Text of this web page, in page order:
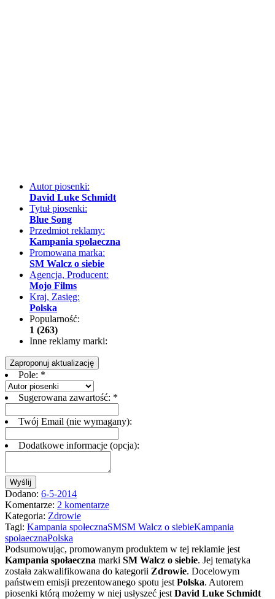
Autor piosenki:
David Luke Schmidt
Tytuł piosenki:
Blue Song
Przedmiot reklamy:
Kampania społaeczna
Promowana marka:
SM Walcz o siebie
Agencja, Producent:
Mojo Films
Kraj, Zasięg:
Polska
Popularność:
1 (263)
Inne reklamy marki:
Zaproponuj aktualizację
Pole: *
Sugerowana zawartość: *
Twój Email (nie wymagany):
Dodatkowe informacje (opcja):
Wyślij
Dodano: 6-5-2014
Komentarze: 2 komentarze
Kategoria: Zdrowie
Tagi: Kampania społecznaSMSM Walcz o siebieKampania
społaecznaPolska
Podsumowując, promowanym produktem w tej reklamie jest
Kampania społaeczna marki SM Walcz o siebie. Jej tematyka
została zakwalifikowana do kategorii Zdrowie. Docelowym
państwem emisji prezentowanego spotu jest Polska. Autorem
piosenki którą możemy w niej usłyszeć jest David Luke Schmidt